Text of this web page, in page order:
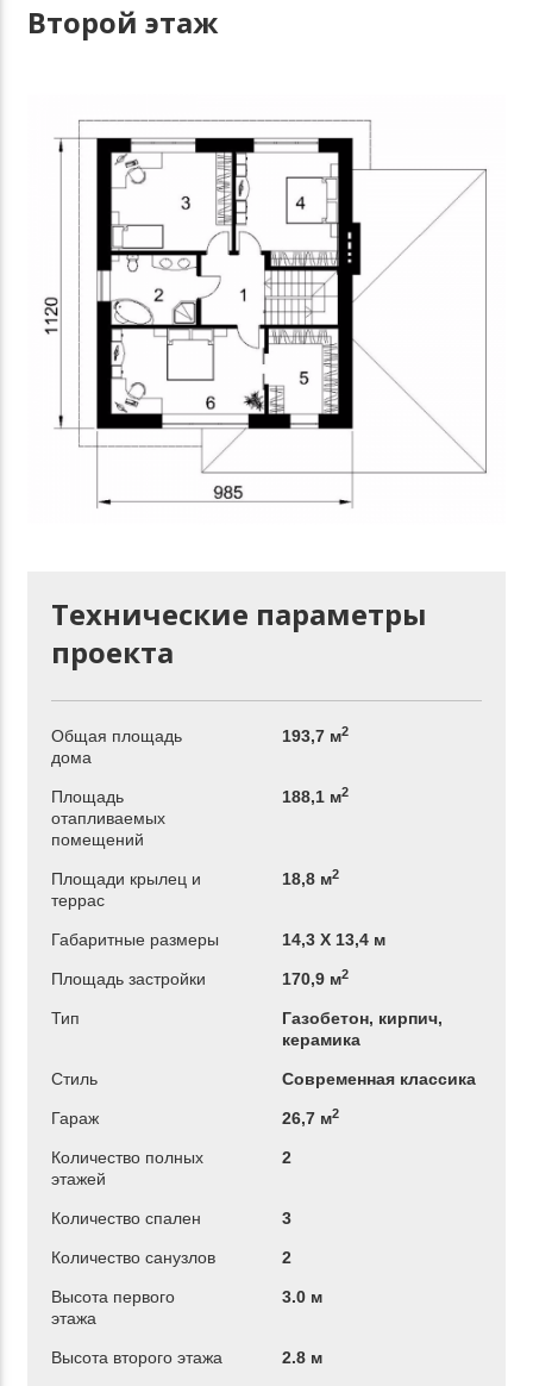
Второй этаж
Технические параметры
проекта
Общая площадь
дома
193,7 м2
Площадь
отапливаемых
помещений
188,1 м2
Площади крылец и
террас
18,8 м2
Габаритные размеры 14,3 Х 13,4 м
Площадь застройки 170,9 м2
Тип
Газобетон, кирпич,
керамика
Стиль Современная классика
Гараж 26,7 м2
Количество полных
этажей
2
Количество спален 3
Количество санузлов 2
Высота первого
этажа
3.0 м
Высота второго этажа 2.8 м